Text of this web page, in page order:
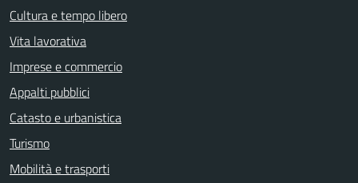
Cultura e tempo libero
Vita lavorativa
Imprese e commercio
Appalti pubblici
Catasto e urbanistica
Turismo
Mobilità e trasporti